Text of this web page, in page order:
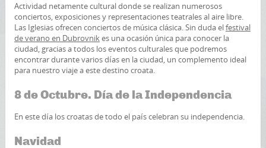
Actividad netamente cultural donde se realizan numerosos
conciertos, exposiciones y representaciones teatrales al aire libre.
Las Iglesias ofrecen conciertos de música clásica. Sin duda elfestival
de verano en Dubrovnikes una ocasión única para conocer la
ciudad, gracias a todos los eventos culturales que podremos
encontrar durante varios días en la ciudad, un complemento ideal
para nuestro viaje a este destino croata.
8 de Octubre. Día de la Independencia
En este día los croatas de todo el país celebran su independencia.
Navidad